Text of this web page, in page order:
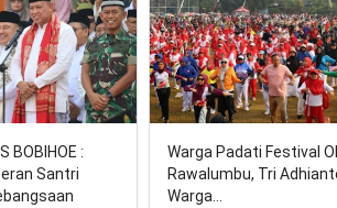
BOBIHOE :
Santri
Warga Padati Festival
Rawalumbu, Tri
Warga…